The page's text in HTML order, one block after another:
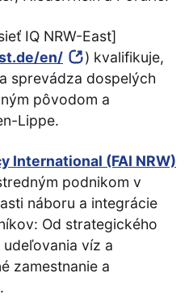
IQ NRW-East]
en/
) kvalifikuje,
sprevádza dospelých
pôvodom a
Lippe.
International (FAI NRW)
podnikom v
náboru a integrácie
Od strategického
víz a
zamestnanie a